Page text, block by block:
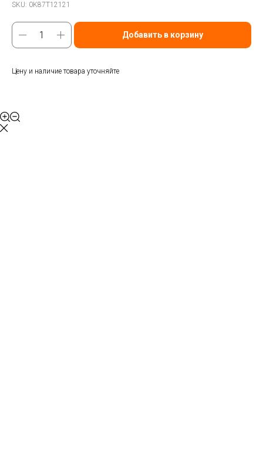
SKU: 0K87T12121
Добавить в корзину
Цену и наличие товара уточняйте